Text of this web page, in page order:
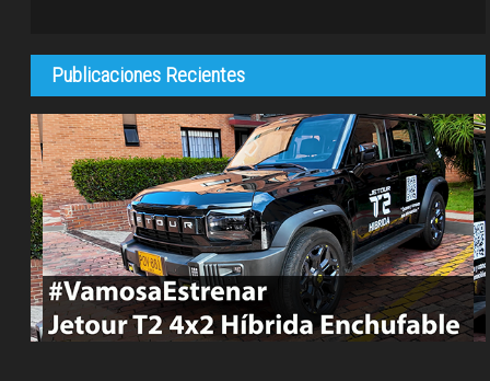
Publicaciones Recientes